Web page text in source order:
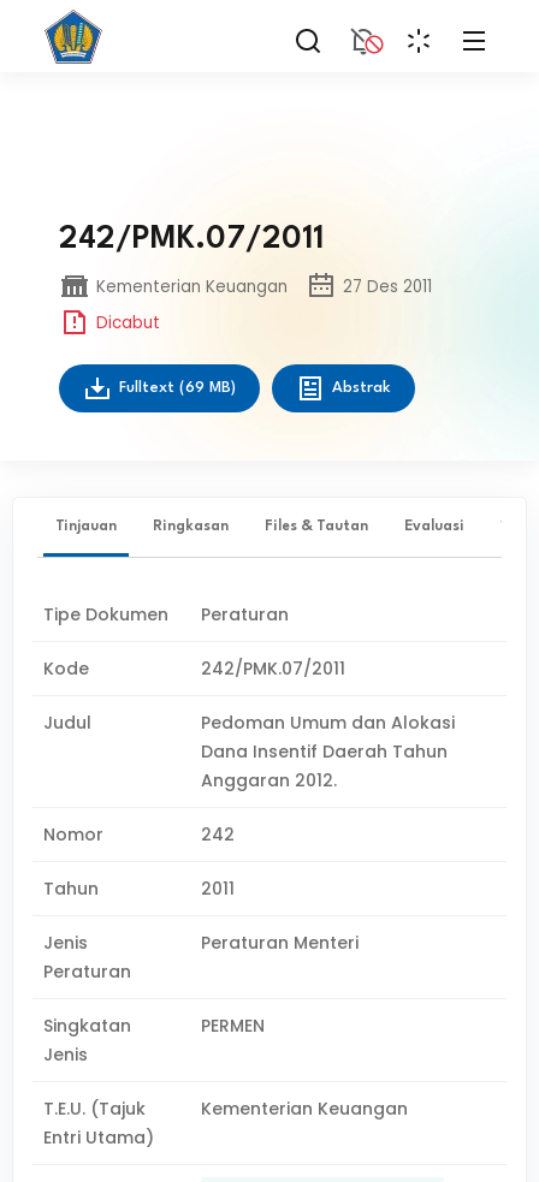
242/PMK.07/2011
Kementerian Keuangan
27 Des 2011
Dicabut
Fulltext (69 MB) Abstrak
Tinjauan Ringkasan Files & Tautan Evaluasi ✨
Tipe Dokumen Peraturan
Kode 242/PMK.07/2011
Judul
Pedoman Umum dan Alokasi
Dana Insentif Daerah Tahun
Anggaran 2012.
Nomor 242
Tahun 2011
Jenis
Peraturan
Peraturan Menteri
Singkatan
Jenis
PERMEN
T.E.U. (Tajuk
Entri Utama)
Kementerian Keuangan